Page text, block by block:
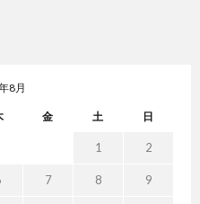
8月
金 土 日
1 2
7 8 9